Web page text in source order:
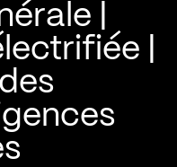
|
|